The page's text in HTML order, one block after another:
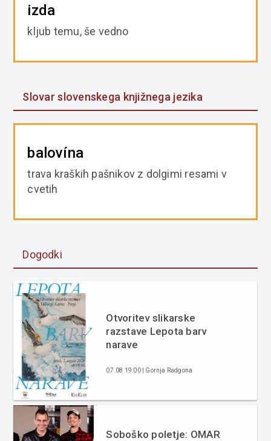
izda
kljub temu, še vedno
Slovar slovenskega knjižnega jezika
balovína
trava kraških pašnikov z dolgimi resami v
cvetih
Dogodki
Otvoritev slikarske
razstave Lepota barv
narave
07.08 19:00 | Gornja Radgona
Soboško poletje: OMAR